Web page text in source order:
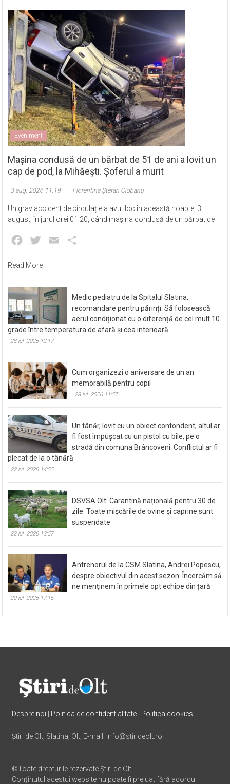
Eveniment
Mașina condusă de un bărbat de 51 de ani a lovit un
cap de pod, la Mihăești. Șoferul a murit
3 aug. 2026 11:19 Florentina Ștefan Ciobanu
Un grav accident de circulație a avut loc în această noapte, 3
august, în jurul orei 01.20, când mașina condusă de un bărbat de
Facebook
Twitter Email
Read More
Medic pediatru de la Spitalul Slatina,
recomandare pentru părinți: Să folosească
aerul condiționat cu o diferență de cel mult 10
grade între temperatura de afară și cea interioară
28 iul. 2026 12:17
Cum organizezi o aniversare de un an
memorabilă pentru copil
28 iul. 2026 11:57
Un tânăr, lovit cu un obiect contondent, altul ar
fi fost împușcat cu un pistol cu bile, pe o
stradă din comuna Brâncoveni. Conflictul ar fi
plecat de la o tânără
22 iul. 2026 14:55
DSVSA Olt: Carantină națională pentru 30 de
zile. Toate mișcările de ovine și caprine sunt
suspendate
22 iul. 2026 13:57
Antrenorul de la CSM Slatina, Andrei Popescu,
despre obiectivul din acest sezon: Încercăm să
ne menținem în primele opt echipe din țară
20 iul. 2026 17:16
Despre noi Politica de confidentialitate Politica cookies
Știri de Olt, Slatina, Olt, E-mail: info@stirideolt.ro.
©Toate drepturile rezervate Știri de Olt.
Conținutul acestui website nu poate fi preluat fără acordul